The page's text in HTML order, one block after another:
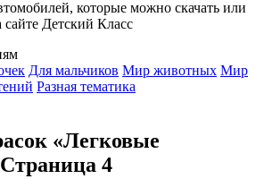
которые можно скачать или
сайте Детский Класс
Для мальчиков Мир животных Мир
Разная тематика
«Легковые
4